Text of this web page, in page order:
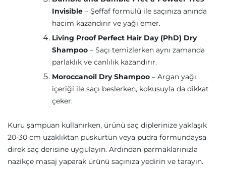
Invisible – Şeffaf formülü ile saçınıza anında
hacim kazandırır ve yağı emer.
Living Proof Perfect Hair Day (PhD) Dry
Shampoo – Saçı temizlerken aynı zamanda
parlaklık ve canlılık kazandırır.
Moroccanoil Dry Shampoo – Argan yağı
içeriği ile saçı beslerken, kokusuyla da dikkat
çeker.
Kuru şampuan kullanırken, ürünü saç diplerinize yaklaşık
20-30 cm uzaklıktan püskürtün veya pudra formundaysa
direk saç derisine uygulayın. Ardından parmaklarınızla
nazikçe masaj yaparak ürünü saçınıza yedirin ve tarayın.